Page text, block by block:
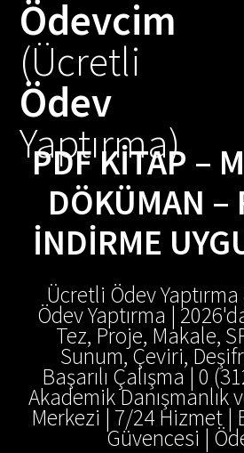
Ödevcim
(Ücretli
Ödev
Yaptırma)
PDF KITAP –
DÖKÜMAN –
İNDIRME
Ücretli Ödev
Ödev Yaptırma |
Tez, Proje, Makale,
Sunum, Çeviri,
Başarılı Çalışma | 0
Akademik Danışmanlık
Merkezi | 7/24 Hizmet |
Güvencesi |